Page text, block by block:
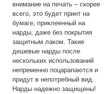
внимание на печать – скорее
всего, это будет принт на
бумаге, приклеенный на
нарды, даже без покрытия
защитным лаком. Такие
дешевые нарды после
нескольких использований
непременно поцарапаются и
придут в непотребный вид.
Нарды надежно защищены!